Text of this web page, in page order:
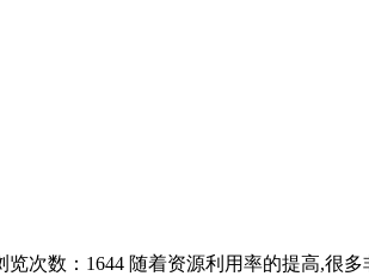
览次数：1644 随着资源利用率的提高,